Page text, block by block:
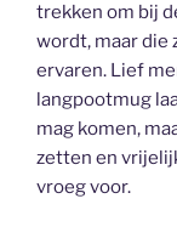
trekken om bij
wordt, maar die
ervaren. Lief
langpootmug
mag komen,
zetten en
vroeg voor.